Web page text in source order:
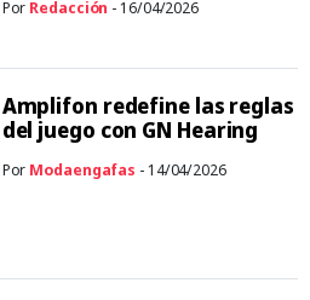
Por Redacción - 16/04/2026
Amplifon redefine las reglas
del juego con GN Hearing
Por Modaengafas - 14/04/2026